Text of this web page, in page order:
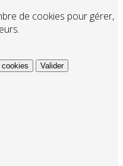
de cookies pour gérer,
cookies Valider